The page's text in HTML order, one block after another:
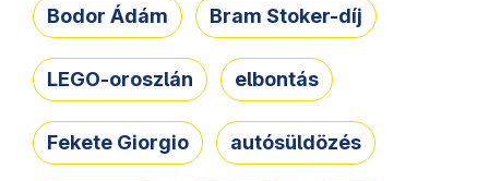
Bodor Ádám Bram Stoker-díj
LEGO-oroszlán elbontás
Fekete Giorgio autósüldözés